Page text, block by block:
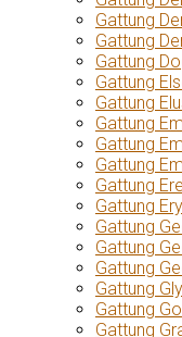
Gattung
Gattung
Gattung
Gattung
Gattung
Gattung
Gattung
Gattung
Gattung
Gattung
Gattung
Gattung
Gattung
Gattung
Gattung
Gattung